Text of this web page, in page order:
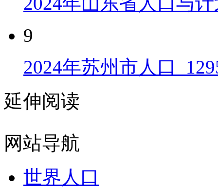
9
2024年苏州市人口
延伸阅读
网站导航
世界人口